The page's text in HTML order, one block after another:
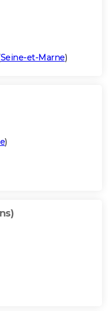
Seine-et-Marne)
)